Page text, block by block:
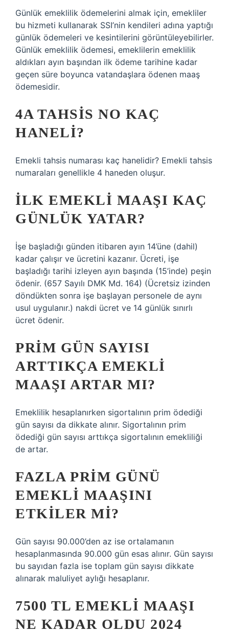
Günlük emeklilik ödemelerini almak için, emekliler
bu hizmeti kullanarak SSI’nin kendileri adına yaptığı
günlük ödemeleri ve kesintilerini görüntüleyebilirler.
Günlük emeklilik ödemesi, emeklilerin emeklilik
aldıkları ayın başından ilk ödeme tarihine kadar
geçen süre boyunca vatandaşlara ödenen maaş
ödemesidir.
4A TAHSIS NO KAÇ
HANELI?
Emekli tahsis numarası kaç hanelidir? Emekli tahsis
numaraları genellikle 4 haneden oluşur.
İLK EMEKLI MAAŞI KAÇ
GÜNLÜK YATAR?
İşe başladığı günden itibaren ayın 14’üne (dahil)
kadar çalışır ve ücretini kazanır. Ücreti, işe
başladığı tarihi izleyen ayın başında (15’inde) peşin
ödenir. (657 Sayılı DMK Md. 164) (Ücretsiz izinden
döndükten sonra işe başlayan personele de aynı
usul uygulanır.) nakdi ücret ve 14 günlük sınırlı
ücret ödenir.
PRIM GÜN SAYISI
ARTTIKÇA EMEKLI
MAAŞI ARTAR MI?
Emeklilik hesaplanırken sigortalının prim ödediği
gün sayısı da dikkate alınır. Sigortalının prim
ödediği gün sayısı arttıkça sigortalının emekliliği
de artar.
FAZLA PRIM GÜNÜ
EMEKLI MAAŞINI
ETKILER MI?
Gün sayısı 90.000’den az ise ortalamanın
hesaplanmasında 90.000 gün esas alınır. Gün sayısı
bu sayıdan fazla ise toplam gün sayısı dikkate
alınarak maluliyet aylığı hesaplanır.
7500 TL EMEKLI MAAŞI
NE KADAR OLDU 2024